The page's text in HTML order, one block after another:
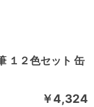
１２色セット 缶
￥4,324